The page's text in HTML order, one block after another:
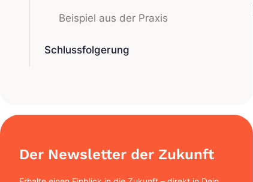
Beispiel aus der Praxis
Schlussfolgerung
Der Newsletter der Zukunft